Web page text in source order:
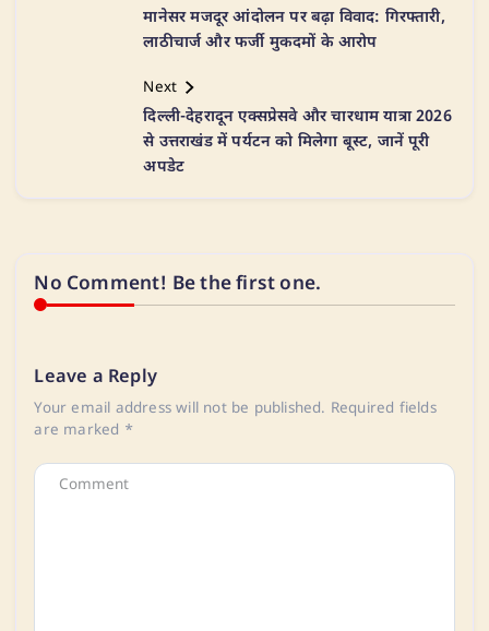
मानेसर मजदूर आंदोलन पर बढ़ा विवाद: गिरफ्तारी,
लाठीचार्ज और फर्जी मुकदमों के आरोप
Next
दिल्ली-देहरादून एक्सप्रेसवे और चारधाम यात्रा 2026
से उत्तराखंड में पर्यटन को मिलेगा बूस्ट, जानें पूरी
अपडेट
No Comment! Be the first one.
Leave a Reply
Your email address will not be published. Required fields
are marked *